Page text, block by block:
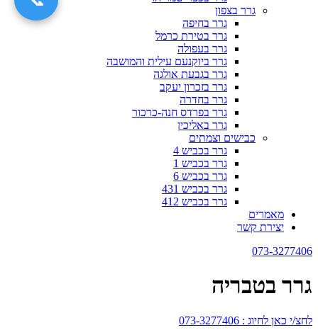
גרר בצפון
גרר בחיפה
גרר בטירת כרמל
גרר בעפולה
גרר ביוקנעם עילית והמושבה
גרר בגבעת אולגה
גרר בזכרון יעקב
גרר בחדרה
גרר בפרדס חנה-כרכור
גרר באליכין
כבישים וצמתים
גרר בכביש 4
גרר בכביש 1
גרר בכביש 6
גרר בכביש 431
גרר בכביש 412
מאמרים
יצירת קשר
073-3277406
גרר בטבריה
לחצ/י כאן לחיוג : 073-3277406